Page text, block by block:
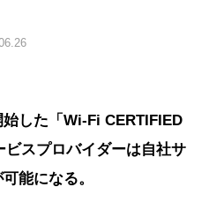
した「Wi-Fi CERTIFIED
スプロバイダーは自社サ
能になる。